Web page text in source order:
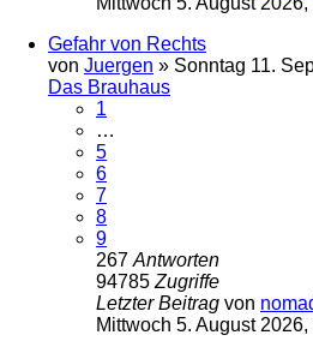
Gefahr von Rechts
von Juergen » Sonntag 11.
Das Brauhaus
1
…
5
6
7
8
9
267 Antworten
94785 Zugriffe
Letzter Beitrag von
Mittwoch 5. August